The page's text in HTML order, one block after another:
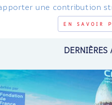
une contribution
EN SAVOIR